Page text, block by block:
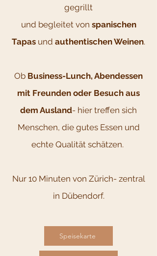
gegrillt
und begleitet von spanischen
Tapas und authentischen Weinen.
Ob Business-Lunch, Abendessen
mit Freunden oder Besuch aus
dem Ausland- hier treffen sich
Menschen, die gutes Essen und
echte Qualität schätzen.
Nur 10 Minuten von Zürich- zentral
in Dübendorf.
Speisekarte